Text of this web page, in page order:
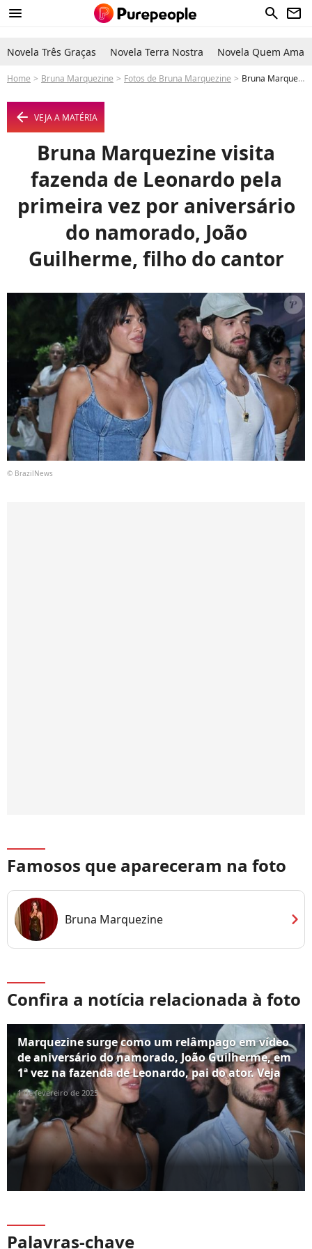
menu search newsletter
Novela Três Graças Novela Terra Nostra Novela Quem Ama
Home Bruna Marquezine Fotos de Bruna Marquezine Bruna Marquezine visita fazenda de Leonardo pela primeira vez por aniversário do namorado, João Guilherme, filho do cantor - Foto
arrow_left VEJA A MATÉRIA
Bruna Marquezine visita
fazenda de Leonardo pela
primeira vez por aniversário
do namorado, João
Guilherme, filho do cantor
© BrazilNews
Famosos que apareceram na foto
Bruna Marquezine chevron_right
Confira a notícia relacionada à foto
Marquezine surge como um relâmpago em vídeo
de aniversário do namorado, João Guilherme, em
1ª vez na fazenda de Leonardo, pai do ator. Veja
1 de fevereiro de 2025
Palavras-chave